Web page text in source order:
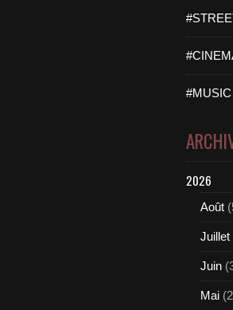
2026
Août
Juillet
Juin
Mai